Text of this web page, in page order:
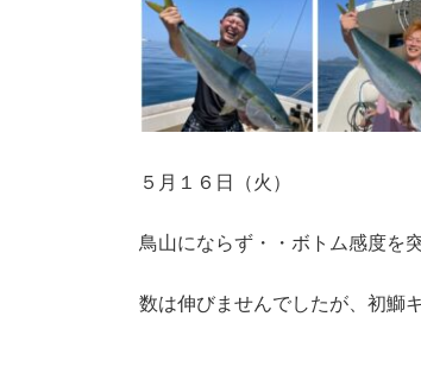
５月１６日（火）
鳥山にならず・・ボトム感度を
数は伸びませんでしたが、初鰤